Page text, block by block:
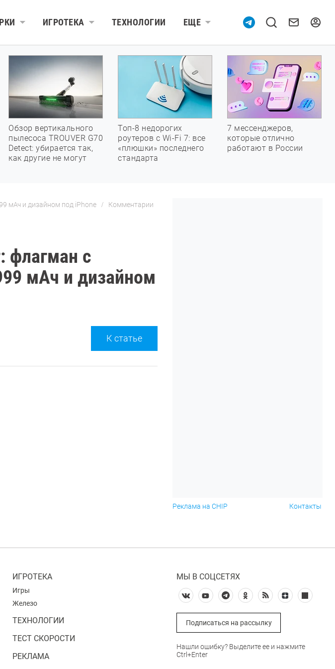
ИГРОТЕКА ТЕХНОЛОГИИ ЕЩЕ
Обзор вертикального
пылесоса TROUVER G70
Detect: убирается так,
как другие не могут
Топ-8 недорогих
роутеров с Wi-Fi 7: все
«плюшки» последнего
стандарта
7 мессенджеров,
которые отлично
работают в России
мАч и дизайном под iPhone Комментарии
флагман с
мАч и дизайном
К статье
Реклама на CHIP Контакты
ИГРОТЕКА
Игры
Железо
ТЕХНОЛОГИИ
ТЕСТ СКОРОСТИ
РЕКЛАМА
МЫ В СОЦСЕТЯХ
Подписаться на рассылку
Нашли ошибку? Выделите ее и нажмите
Ctrl+Enter